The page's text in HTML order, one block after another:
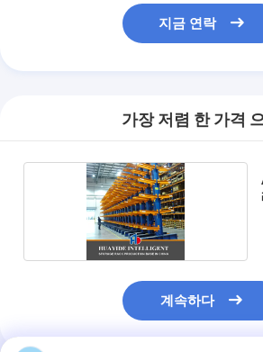
지금 연락
가장 저렴 한 가격
계속하다